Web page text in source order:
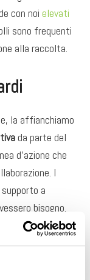
con noielevati
sono frequenti
alla raccolta.
la affianchiamo
da parte del
d’azione che
I
a
bisogno.
altamente
e le